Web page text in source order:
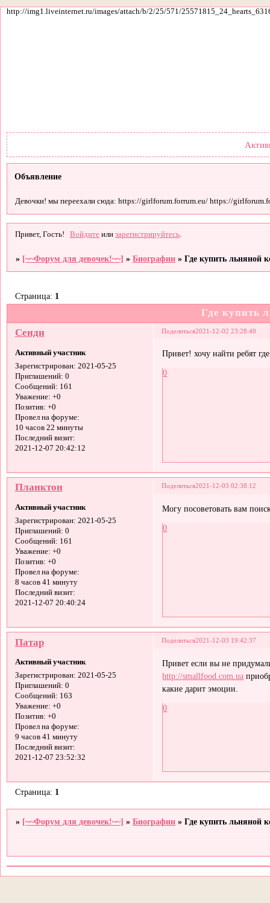
http://img1.liveinternet.ru/images/attach/b/2/25/571/
Объявление
Девочки! мы переехали сюда: https://girlforum.forrum.eu/ https://
Привет, Гость! Войдите илизарегистрируйтесь
» [~~Форум для девочек!~~] »Биографии »Где купить льняной
Где купить
Страница: 1
Поделиться2021-12-02 23:28:40
Сенди
Активный участник
Зарегистрирован: 2021-05-25
Приглашений: 0
Сообщений: 161
Уважение: +0
Позитив: +0
Провел на форуме:
10 часов 22 минуты
Последний визит:
2021-12-07 20:42:12
Привет! хочу найти ребят
0
Поделиться2021-12-03 02:38:12
Планктон
Активный участник
Зарегистрирован: 2021-05-25
Приглашений: 0
Сообщений: 161
Уважение: +0
Позитив: +0
Провел на форуме:
8 часов 41 минуту
Последний визит:
2021-12-07 20:40:24
Могу посоветовать вам
0
Поделиться2021-12-03 19:42:37
Патар
Активный участник
Зарегистрирован: 2021-05-25
Приглашений: 0
Сообщений: 163
Уважение: +0
Позитив: +0
Провел на форуме:
9 часов 41 минуту
Последний визит:
2021-12-07 23:52:32
Привет если вы не
http://smallfood.com.ua
какие дарит эмоции.
0
Страница: 1
» [~~Форум для девочек!~~] »Биографии »Где купить льняной